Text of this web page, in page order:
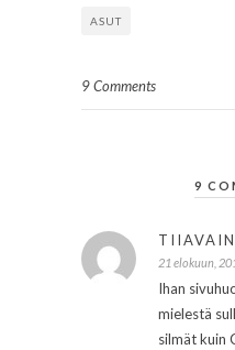
ASUT
9 Comments
9
TIIAVAIN
21 elokuun,
Ihan
mielestä
silmät kuin